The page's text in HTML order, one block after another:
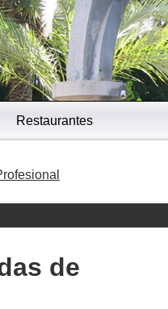
Restaurantes
de